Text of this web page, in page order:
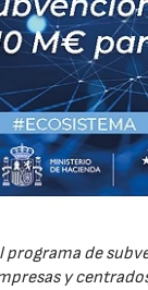
programa de
y